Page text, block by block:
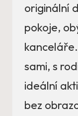
originální
pokoje,
sami, s
ideální
bez